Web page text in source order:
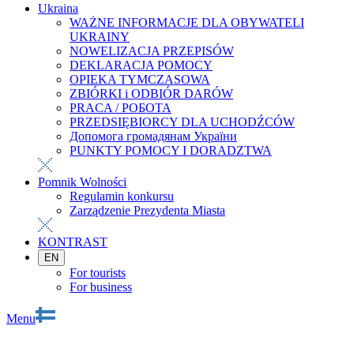
Ukraina
WAŻNE INFORMACJE DLA OBYWATELI
UKRAINY
NOWELIZACJA PRZEPISÓW
DEKLARACJA POMOCY
OPIEKA TYMCZASOWA
ZBIÓRKI i ODBIÓR DARÓW
PRACA / РОБОТА
PRZEDSIĘBIORCY DLA UCHODŹCÓW
Допомога громадянам України
PUNKTY POMOCY I DORADZTWA
Pomnik Wolności
Regulamin konkursu
Zarządzenie Prezydenta Miasta
KONTRAST
EN
For tourists
For business
Menu